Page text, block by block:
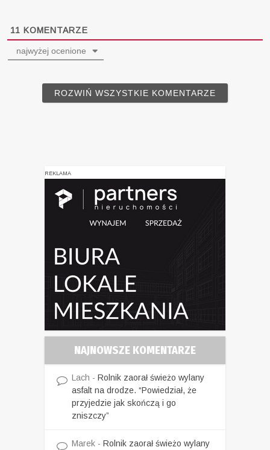
11 KOMENTARZE
najwyżej ocenione
ROZWIŃ WSZYSTKIE KOMENTARZE
REKLAMA
NAJNOWSZE KOMENTARZE
Lach - Rolnik zaorał świeżo wylany
asfalt na drodze. “Powiedział, że
przyjedzie jak skończą i go
zniszczy”
Marek - Rolnik zaorał świeżo wylany